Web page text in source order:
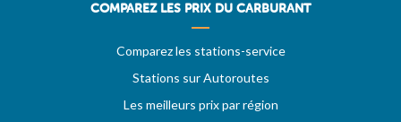
COMPAREZ LES PRIX DU CARBURANT
Comparez les stations-service
Stations sur Autoroutes
Les meilleurs prix par région